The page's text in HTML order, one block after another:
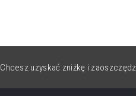
Chcesz uzyskać zniżkę i